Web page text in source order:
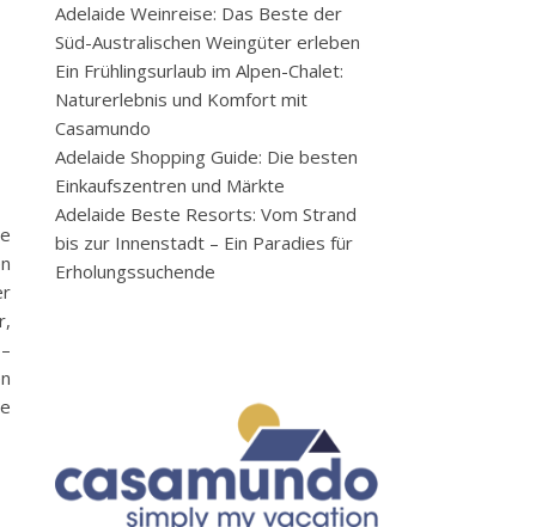
Adelaide Weinreise: Das Beste der
Süd-Australischen Weingüter erleben
Ein Frühlingsurlaub im Alpen-Chalet:
Naturerlebnis und Komfort mit
Casamundo
Adelaide Shopping Guide: Die besten
Einkaufszentren und Märkte
Adelaide Beste Resorts: Vom Strand
bis zur Innenstadt – Ein Paradies für
Erholungssuchende